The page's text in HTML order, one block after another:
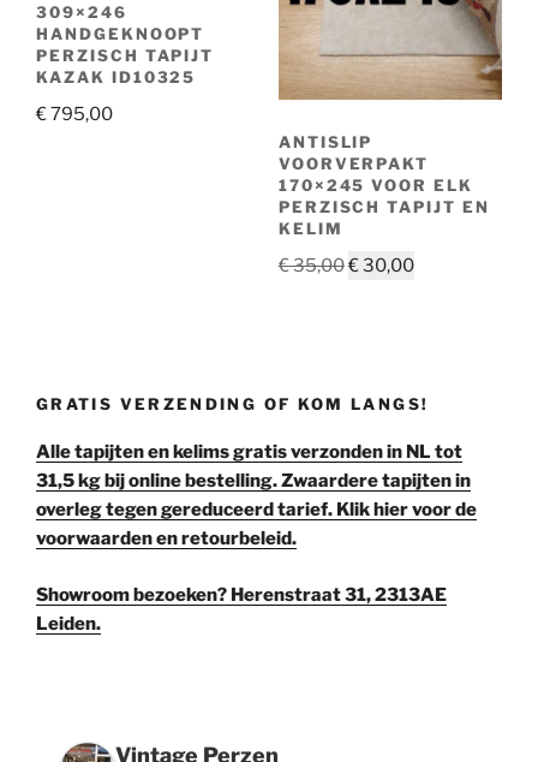
309×246
HANDGEKNOOPT
PERZISCH TAPIJT
KAZAK ID10325
€795,00
ANTISLIP
VOORVERPAKT
170×245 VOOR ELK
PERZISCH TAPIJT EN
KELIM
€35,00Oorspronkelijke
€30,00Huidige
GRATIS VERZENDING OF KOM LANGS!
Alle tapijten en kelims gratis verzonden in NL tot
31,5 kg bij online bestelling. Zwaardere tapijten in
overleg tegen gereduceerd tarief. Klik hier voor de
voorwaarden en retourbeleid.
Showroom bezoeken? Herenstraat 31, 2313AE
Leiden.
Vintage Perzen